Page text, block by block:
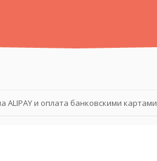
ALIPAY и оплата банковскими картами